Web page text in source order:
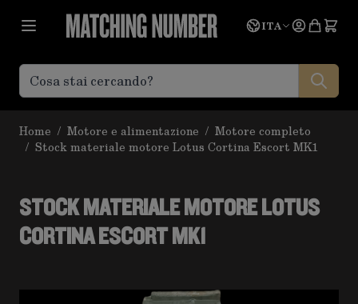
Lingua
ITA
Home / Motore e alimentazione / Motore completo
/ Stock materiale motore Lotus Cortina Escort MK1
STOCK MATERIALE MOTORE LOTUS
CORTINA ESCORT MK1